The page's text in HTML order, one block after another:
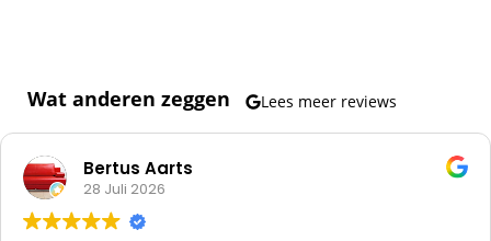
Wat anderen zeggen Lees meer reviews
Bertus Aarts
28 Juli 2026